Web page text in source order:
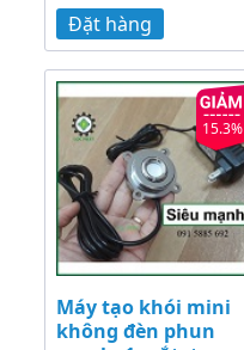
Đặt hàng
15.3%
Máy tạo khói mini
không đèn phun